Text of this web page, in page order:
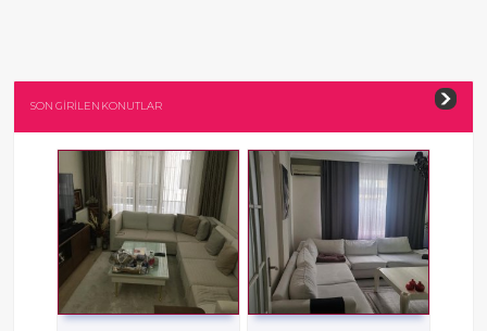
SON GİRİLEN KONUTLAR